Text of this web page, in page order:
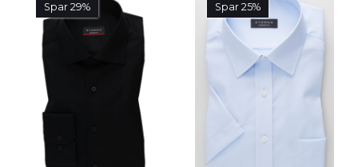
Spar 29% Spar 25%